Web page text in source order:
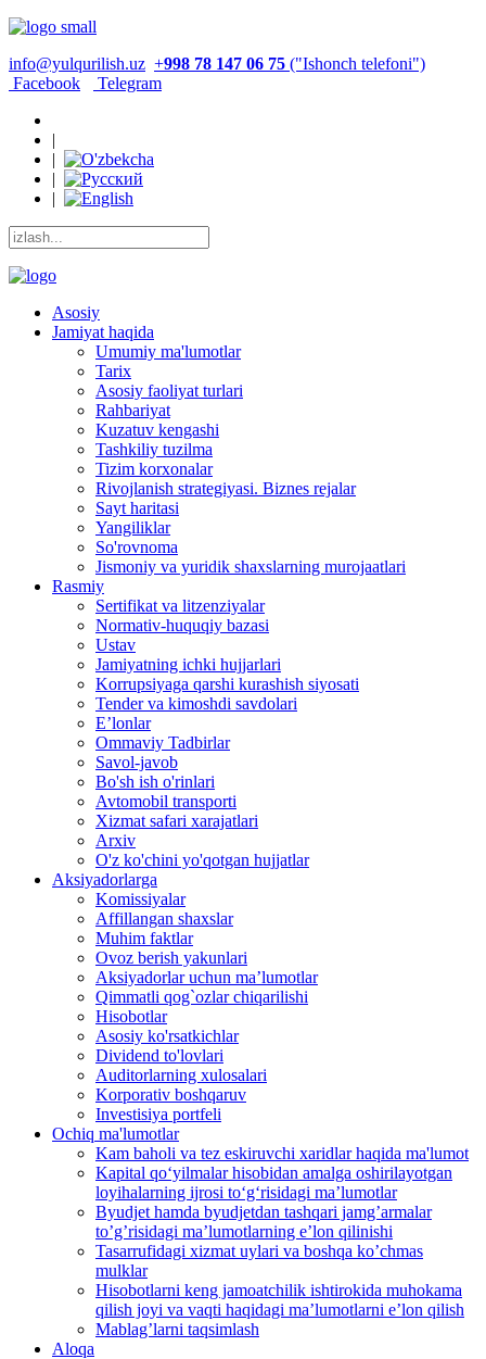
info@yulqurilish.uz +998 78 147 06 75 ("Ishonch telefoni")
Facebook
Telegram
|
|
|
|
Asosiy
Jamiyat haqida
Umumiy ma'lumotlar
Tarix
Asosiy faoliyat turlari
Rahbariyat
Kuzatuv kengashi
Tashkiliy tuzilma
Tizim korxonalar
Rivojlanish strategiyasi. Biznes rejalar
Sayt haritasi
Yangiliklar
So'rovnoma
Jismoniy va yuridik shaxslarning murojaatlari
Rasmiy
Sertifikat va litzenziyalar
Normativ-huquqiy bazasi
Ustav
Jamiyatning ichki hujjarlari
Korrupsiyaga qarshi kurashish siyosati
Tender va kimoshdi savdolari
E’lonlar
Ommaviy Tadbirlar
Savol-javob
Bo'sh ish o'rinlari
Avtomobil transporti
Xizmat safari xarajatlari
Arxiv
O'z ko'chini yo'qotgan hujjatlar
Aksiyadorlarga
Komissiyalar
Affillangan shaxslar
Muhim faktlar
Ovoz berish yakunlari
Aksiyadorlar uchun ma’lumotlar
Qimmatli qog`ozlar chiqarilishi
Hisobotlar
Asosiy ko'rsatkichlar
Dividend to'lovlari
Auditorlarning xulosalari
Korporativ boshqaruv
Investisiya portfeli
Ochiq ma'lumotlar
Kam baholi va tez eskiruvchi xaridlar haqida ma'lumot
Kapital qo‘yilmalar hisobidan amalga oshirilayotgan
loyihalarning ijrosi to‘g‘risidagi maʼlumotlar
Byudjet hamda byudjetdan tashqari jamgʼarmalar
toʼgʼrisidagi maʼlumotlarning eʼlon qilinishi
Tasarrufidagi xizmat uylari va boshqa koʼchmas
mulklar
Hisobotlarni keng jamoatchilik ishtirokida muhokama
qilish joyi va vaqti haqidagi maʼlumotlarni eʼlon qilish
Mablag’larni taqsimlash
Aloqa